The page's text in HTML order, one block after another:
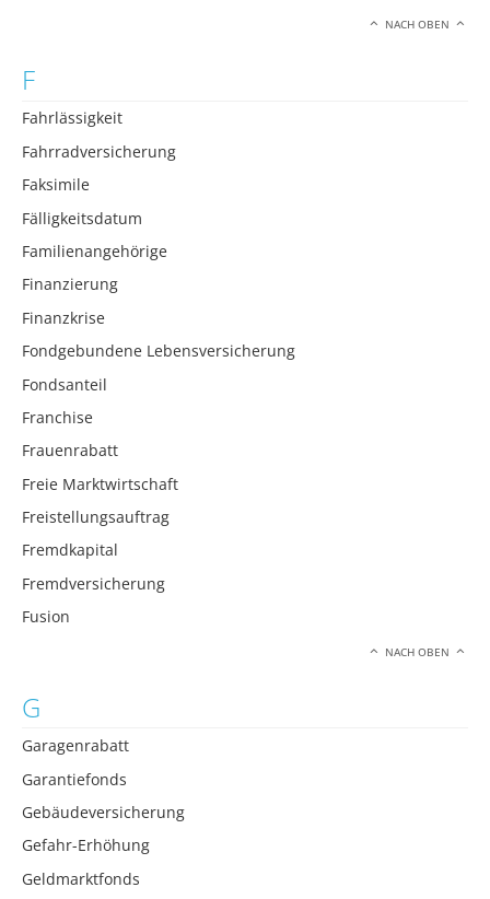
NACH OBEN
F
Fahrlässigkeit
Fahrradversicherung
Faksimile
Fälligkeitsdatum
Familienangehörige
Finanzierung
Finanzkrise
Fondgebundene Lebensversicherung
Fondsanteil
Franchise
Frauenrabatt
Freie Marktwirtschaft
Freistellungsauftrag
Fremdkapital
Fremdversicherung
Fusion
NACH OBEN
G
Garagenrabatt
Garantiefonds
Gebäudeversicherung
Gefahr-Erhöhung
Geldmarktfonds